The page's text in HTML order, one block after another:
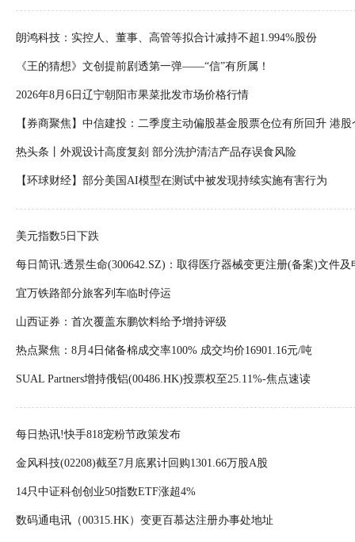
朗鸿科技：实控人、董事、高管等拟合计减持不超1.994%股份
《王的猜想》文创提前剧透第一弹——“信”有所属！
2026年8月6日辽宁朝阳市果菜批发市场价格行情
【券商聚焦】中信建投：二季度主动偏股基金股票仓位有所回升 港
道
热头条丨外观设计高度复刻 部分洗护清洁产品存误食风险
【环球财经】部分美国AI模型在测试中被发现持续实施有害行为
美元指数5日下跌
每日简讯:透景生命(300642.SZ)：取得医疗器械变更注册(备案)文件
受理
宜万铁路部分旅客列车临时停运
山西证券：首次覆盖东鹏饮料给予增持评级
热点聚焦：8月4日储备棉成交率100% 成交均价16901.16元/吨
SUAL Partners增持俄铝(00486.HK)投票权至25.11%-焦点速读
每日热讯!快手818宠粉节政策发布
金风科技(02208)截至7月底累计回购1301.66万股A股
14只中证科创创业50指数ETF涨超4%
数码通电讯（00315.HK）变更百慕达注册办事处地址